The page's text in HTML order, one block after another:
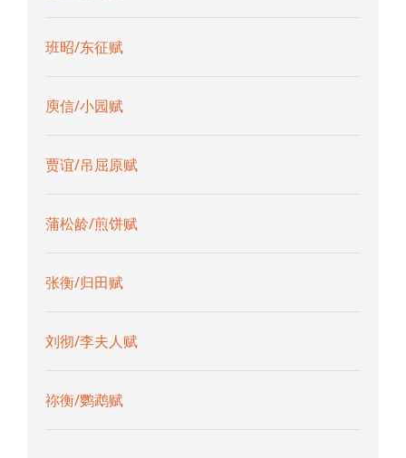
班昭/东征赋
庾信/小园赋
贾谊/吊屈原赋
蒲松龄/煎饼赋
张衡/归田赋
刘彻/李夫人赋
祢衡/鹦鹉赋